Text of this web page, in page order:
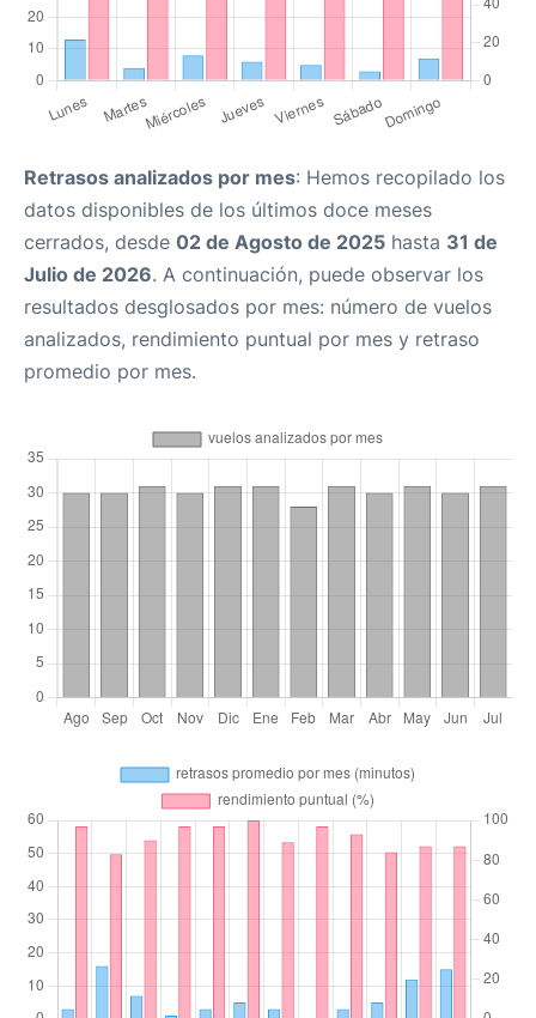
Retrasos analizados por mes: Hemos recopilado los
datos disponibles de los últimos doce meses
cerrados, desde 02 de Agosto de 2025 hasta 31 de
Julio de 2026. A continuación, puede observar los
resultados desglosados por mes: número de vuelos
analizados, rendimiento puntual por mes y retraso
promedio por mes.